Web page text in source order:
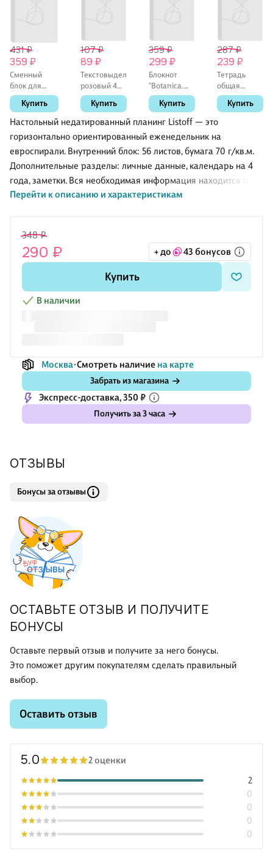
Настольный недатированный планинг Listoff — это
горизонтально ориентированный еженедельник на
евроспирали. Внутренний блок: 56 листов, бумага 70 г/кв.м.
Дополнительные разделы: личные данные, календарь на 4
года, заметки. Вся необходимая информация находится под
рукой: все дни недели расположены на одной странице, а
Перейти к описанию и характеристикам
431 ₽
359 ₽
Сменный
блок для
тетрадей
«Цветной»
120 листов в
InFolio
Купить
107 ₽
89 ₽
Текстовыделитель
розовый 4
мм,
GoodMark
Купить
359 ₽
299 ₽
Блокнот
"Botanica.
Эвкалипт",
120 листов в
клетку, 102 х
Купить
287 ₽
239 ₽
Тетрадь
общая
«Тайны
дикой
природы»,
клетку, А5, в
ассортименте
- Listoff
Купить
348 ₽
290 ₽ + до 43 бонусов
Купить
В наличии
Москва Смотреть наличие на карте
Забрать из магазина
Экспресс-доставка, 350 ₽
Получить за 3 часа
ОТЗЫВЫ
Бонусы за отзывы
ОСТАВЬТЕ ОТЗЫВ И ПОЛУЧИТЕ
БОНУСЫ
Оставьте первый отзыв и получите за него бонусы.
Это поможет другим покупателям сделать правильный
выбор.
Оставить отзыв
5.0 2 оценки
0
0
0
0
2